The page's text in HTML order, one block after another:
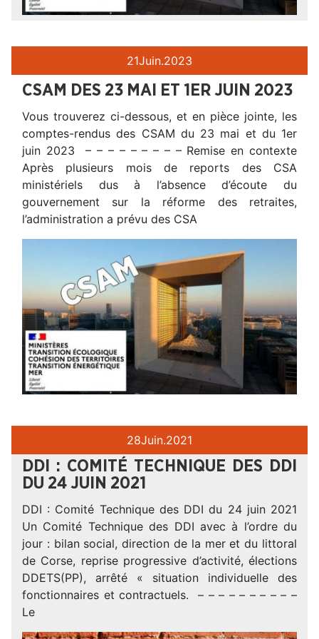
21Juin.2023
CSAM DES 23 MAI ET 1ER JUIN 2023
Vous trouverez ci-dessous, et en pièce jointe, les
comptes-rendus des CSAM du 23 mai et du 1er
juin 2023 – – – – – – – – – Remise en contexte
Après plusieurs mois de reports des CSA
ministériels dus à l’absence d’écoute du
gouvernement sur la réforme des retraites,
l’administration a prévu des CSA
28Juin.2021
DDI : COMITÉ TECHNIQUE DES DDI
DU 24 JUIN 2021
DDI : Comité Technique des DDI du 24 juin 2021
Un Comité Technique des DDI avec à l’ordre du
jour : bilan social, direction de la mer et du littoral
de Corse, reprise progressive d’activité, élections
DDETS(PP), arrêté « situation individuelle des
fonctionnaires et contractuels. – – – – – – – – – –
Le